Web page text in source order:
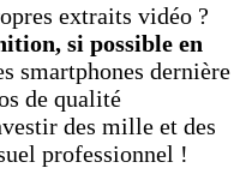
extraits vidéo ?
si possible en
smartphones dernière
de qualité
des mille et des
professionnel !